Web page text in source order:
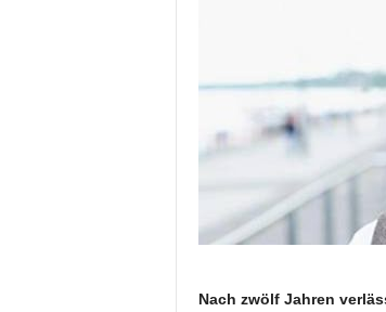
Nach zwölf Jahren